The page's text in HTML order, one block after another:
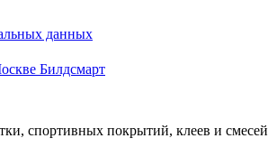
данных
спортивных покрытий, клеев и смесей